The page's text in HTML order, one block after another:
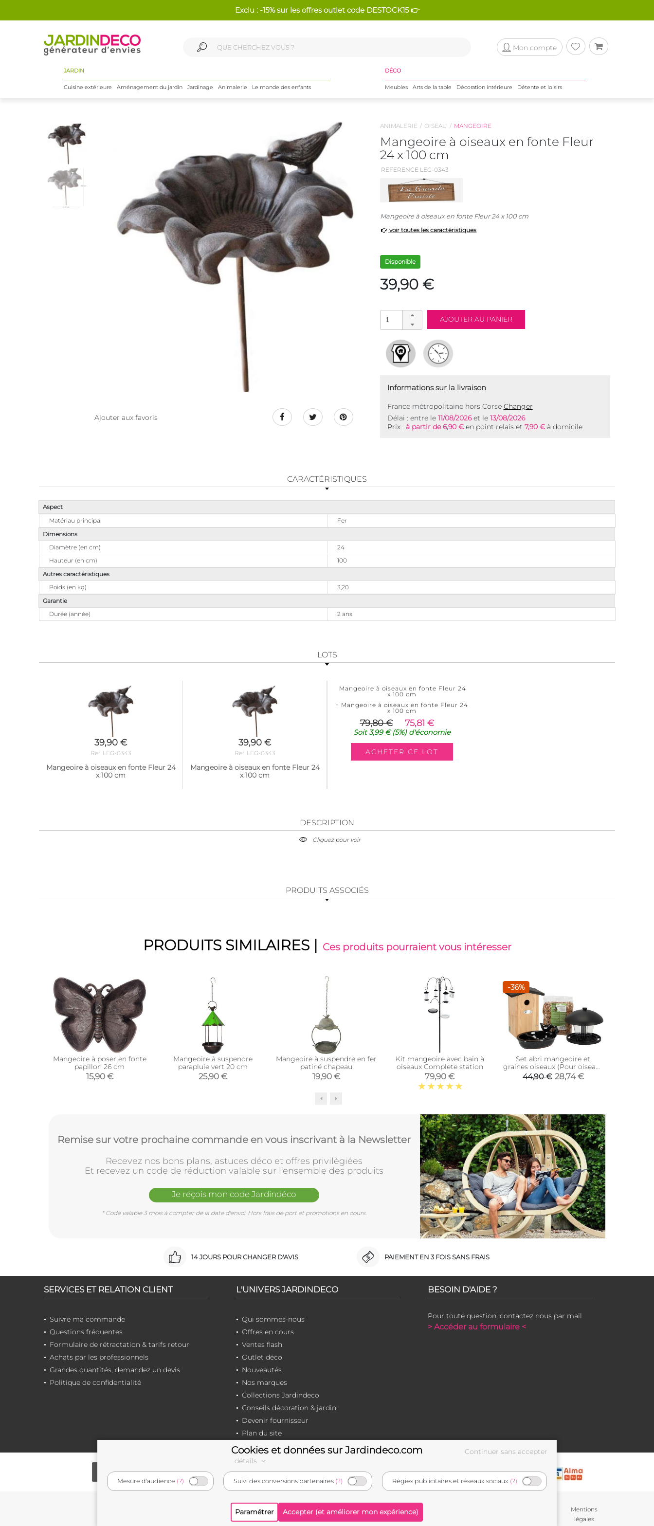
Exclu : -15% sur les offres outlet code DESTOCK15 👉
Mon compte
JARDIN
Cuisine extérieure Aménagement du jardin Jardinage Animalerie Le monde des enfants
DÉCO
Meubles Arts de la table Décoration intérieure Détente et loisirs
Ajouter aux favoris
ANIMALERIE OISEAU MANGEOIRE
Mangeoire à oiseaux en fonte Fleur
24 x 100 cm
REFERENCE LEG-0343
Mangeoire à oiseaux en fonte Fleur 24 x 100 cm
voir toutes les caractéristiques
Disponible
39,90 €
Informations sur la livraison
France métropolitaine hors Corse Changer
Délai : entre le 11/08/2026et le 13/08/2026
Prix : à partir de 6,90 € en point relais et 7,90 €à domicile
CARACTÉRISTIQUES
Aspect
Matériau principal
Fer
Dimensions
Diamètre (en cm)
24
Hauteur (en cm)
100
Autres caractéristiques
Poids (en kg)
3,20
Garantie
Durée (année)
2 ans
LOTS
39,90 €
Ref. LEG-0343
Mangeoire à oiseaux en fonte Fleur 24
x 100 cm
39,90 €
Ref. LEG-0343
Mangeoire à oiseaux en fonte Fleur 24
x 100 cm
Mangeoire à oiseaux en fonte Fleur 24
x 100 cm
+ Mangeoire à oiseaux en fonte Fleur 24
x 100 cm
79,80 € 75,81 €
Soit3,99 €(5%)d'économie
DESCRIPTION
Cliquez pour voir
PRODUITS ASSOCIÉS
PRODUITS SIMILAIRES | Ces produits pourraient vous intéresser
Mangeoire à poser en fonte
papillon 26 cm
15,90 €
Mangeoire à suspendre
parapluie vert 20 cm
25,90 €
Mangeoire à suspendre en fer
patiné chapeau
19,90 €
Kit mangeoire avec bain à
oiseaux Complete station
79,90 €
-36%
Set abri mangeoire et
graines oiseaux (Pour oiseaux
du jardin)
44,90 € 28,74 €
Remise sur votre prochaine commande en vous inscrivant à la Newsletter
Recevez nos bons plans, astuces déco et offres privilègiées
Et recevez un code de réduction valable sur l'ensemble des produits
Je reçois mon code Jardindéco
* Code valable 3 mois à compter de la date d'envoi. Hors frais de port et promotions en cours.
14 JOURS POUR CHANGER D'AVIS PAIEMENT EN 3 FOIS SANS FRAIS
SERVICES ET RELATION CLIENT
Suivre ma commande
Questions fréquentes
Formulaire de rétractation & tarifs retour
Achats par les professionnels
Grandes quantités, demandez un devis
Politique de confidentialité
L'UNIVERS JARDINDECO
Qui sommes-nous
Offres en cours
Ventes flash
Outlet déco
Nouveautés
Nos marques
Collections Jardindeco
Conseils décoration & jardin
Devenir fournisseur
Plan du site
BESOIN D'AIDE ?
Pour toute question, contactez nous par mail
> Accéder au formulaire <
e-commerçant français
Mentions
légales
Cookies et données sur Jardindeco.com
détails
Mesure d'audience (?) Suivi des conversions partenaires (?) Régies publicitaires et réseaux sociaux (?)